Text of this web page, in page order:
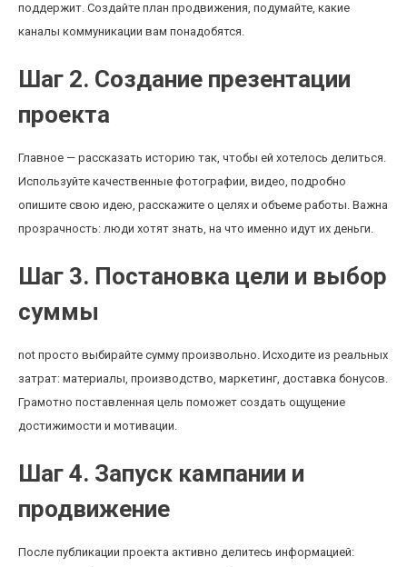
поддержит. Создайте план продвижения, подумайте, какие
каналы коммуникации вам понадобятся.
Шаг 2. Создание презентации
проекта
Главное — рассказать историю так, чтобы ей хотелось делиться.
Используйте качественные фотографии, видео, подробно
опишите свою идею, расскажите о целях и объеме работы. Важна
прозрачность: люди хотят знать, на что именно идут их деньги.
Шаг 3. Постановка цели и выбор
суммы
not просто выбирайте сумму произвольно. Исходите из реальных
затрат: материалы, производство, маркетинг, доставка бонусов.
Грамотно поставленная цель поможет создать ощущение
достижимости и мотивации.
Шаг 4. Запуск кампании и
продвижение
После публикации проекта активно делитесь информацией: